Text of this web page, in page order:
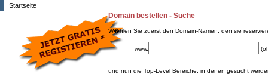
Startseite
Domain bestellen - Suche
W�hlen Sie zuerst den Domain-Namen, den sie
www.
und nun die Top-Level Bereiche, in denen gesucht